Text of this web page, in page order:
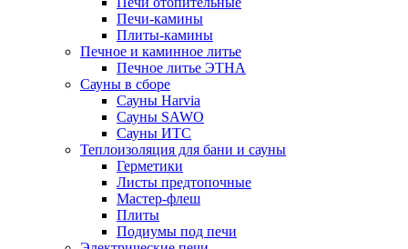
Печи-камины
Плиты-камины
Печное и каминное литье
Печное литье ЭТНА
Сауны в сборе
Cауны Harvia
Сауны SAWO
Сауны ИТС
Теплоизоляция для бани и сауны
Герметики
Листы предтопочные
Мастер-флеш
Плиты
Подиумы под печи